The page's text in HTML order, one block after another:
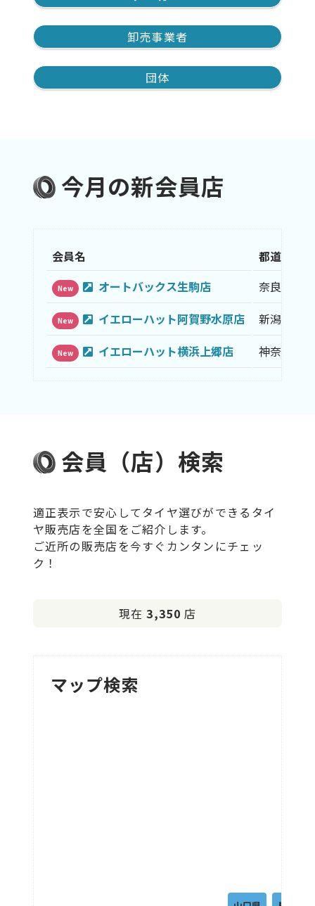
卸売事業者
団体
今月の新会員店
会員名 都道府県
New オートバックス生駒店 奈良県
New イエローハット阿賀野水原店 新潟県
New イエローハット横浜上郷店 神奈川県
会員（店）検索
適正表示で安心してタイヤ選びができるタイ
ヤ販売店を全国をご紹介します。
ご近所の販売店を今すぐカンタンにチェッ
ク！
現在3,350 店
マップ検索